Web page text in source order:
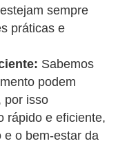
sempre
práticas e
Sabemos
podem
por isso
rápido e eficiente,
e o bem-estar da